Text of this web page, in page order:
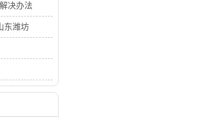
决办法
东潍坊